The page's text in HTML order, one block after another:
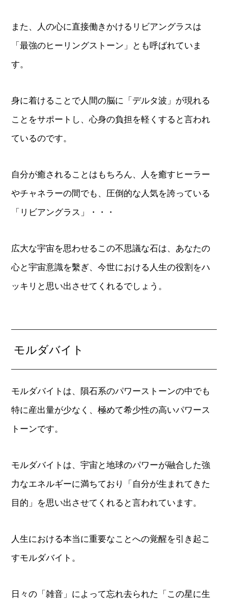
また、人の心に直接働きかけるリビアングラスは
「最強のヒーリングストーン」とも呼ばれていま
す。
身に着けることで人間の脳に「デルタ波」が現れる
ことをサポートし、心身の負担を軽くすると言われ
ているのです。
自分が癒されることはもちろん、人を癒すヒーラー
やチャネラーの間でも、圧倒的な人気を誇っている
「リビアングラス」・・・
広大な宇宙を思わせるこの不思議な石は、あなたの
心と宇宙意識を繫ぎ、今世における人生の役割をハ
ッキリと思い出させてくれるでしょう。
モルダバイト
モルダバイトは、隕石系のパワーストーンの中でも
特に産出量が少なく、極めて希少性の高いパワース
トーンです。
モルダバイトは、宇宙と地球のパワーが融合した強
力なエネルギーに満ちており「自分が生まれてきた
目的」を思い出させてくれると言われています。
人生における本当に重要なことへの覚醒を引き起こ
すモルダバイト。
日々の「雑音」によって忘れ去られた「この星に生